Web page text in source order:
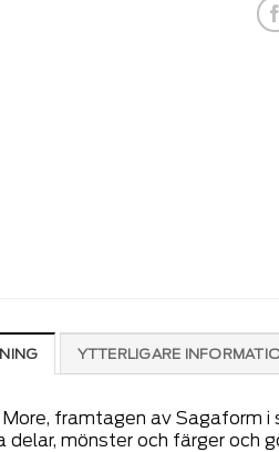
YTTERLIGARE
framtagen av Sagaform
mönster och färger och